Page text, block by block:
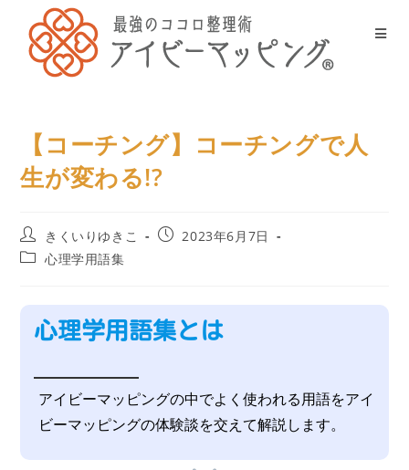
【コーチング】コーチングで人
生が変わる!?
きくいりゆきこ
2023年6月7日
心理学用語集
心理学用語集とは
アイビーマッピングの中でよく使われる用語をアイ
ビーマッピングの体験談を交えて解説します。